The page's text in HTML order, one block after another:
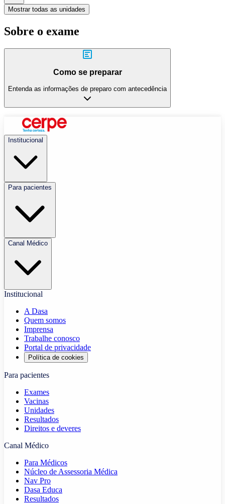
Mostrar todas as unidades
Sobre o exame
Como se preparar
Entenda as informações de preparo com antecedência
Institucional
Para pacientes
Canal Médico
Institucional
A Dasa
Quem somos
Imprensa
Trabalhe conosco
Portal de privacidade
Política de cookies
Para pacientes
Exames
Vacinas
Unidades
Resultados
Direitos e deveres
Canal Médico
Para Médicos
Núcleo de Assessoria Médica
Nav Pro
Dasa Educa
Resultados